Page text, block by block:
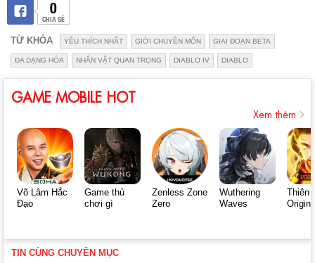
0
CHIA SẺ
TỪ KHÓA YÊU THÍCH NHẤT GIỚI CHUYÊN MÔN GIAI ĐOẠN BETA
ĐA DẠNG HÓA NHÂN VẬT QUAN TRỌNG DIABLO IV DIABLO
GAME MOBILE HOT
Xem thêm
Võ Lâm Hắc
Đạo
Game thủ
chơi gì
Zenless Zone
Zero
Wuthering
Waves
Thiên
Origin
TIN CÙNG CHUYÊN MỤC